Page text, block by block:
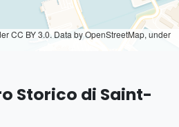
CC BY 3.0. Data by OpenStreetMap, under
Storico di Saint-